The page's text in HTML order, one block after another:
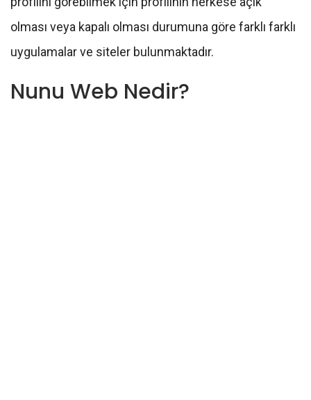
olması veya kapalı olması durumuna göre farklı farklı
uygulamalar ve siteler bulunmaktadır.
Nunu Web Nedir?